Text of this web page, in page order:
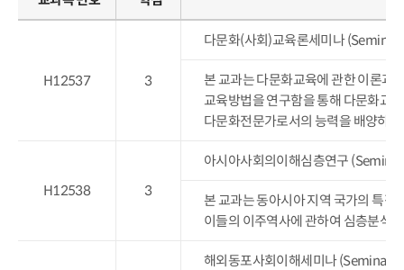
H12537 3
다문화(사회)교육론세미나
본 교과는 다문화교육에 관한 이론과
교육방법을 연구함을 통해 다문화교
다문화전문가로서의 능력을 배양하
H12538 3
아시아사회의이해심층연구
본 교과는 동아시아 지역 국가의 특징
이들의 이주역사에 관하여 심층분석
해외동포사회이해세미나